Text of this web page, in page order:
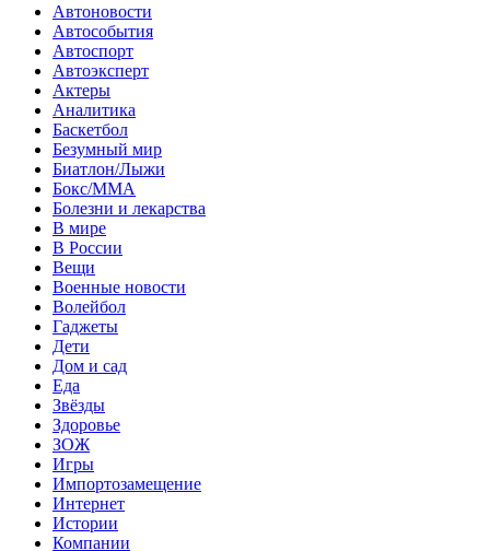
Автоновости
Автособытия
Автоспорт
Автоэксперт
Актеры
Аналитика
Баскетбол
Безумный мир
Биатлон/Лыжи
Бокс/MMA
Болезни и лекарства
В мире
В России
Вещи
Военные новости
Волейбол
Гаджеты
Дети
Дом и сад
Еда
Звёзды
Здоровье
ЗОЖ
Игры
Импортозамещение
Интернет
Истории
Компании